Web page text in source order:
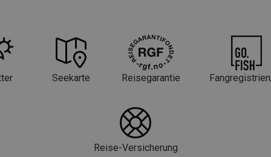
Seekarte Reisegarantie
Reise-Versicherung